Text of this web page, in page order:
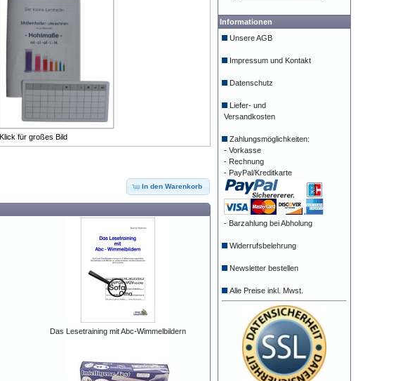
Klick für großes Bild
In den Warenkorb
Das Lesetraining mit Abc-Wimmelbildern
Informationen
Unsere AGB
Impressum und Kontakt
Datenschutz
Liefer- und
Versandkosten
Zahlungsmöglichkeiten:
- Vorkasse
- Rechnung
- PayPal/Kreditkarte
- Barzahlung bei Abholung
Widerrufsbelehrung
Newsletter bestellen
Alle Preise inkl. Mwst.